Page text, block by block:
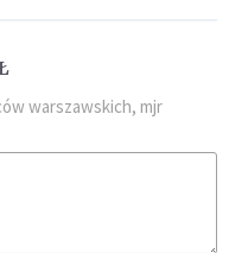
warszawskich, mjr